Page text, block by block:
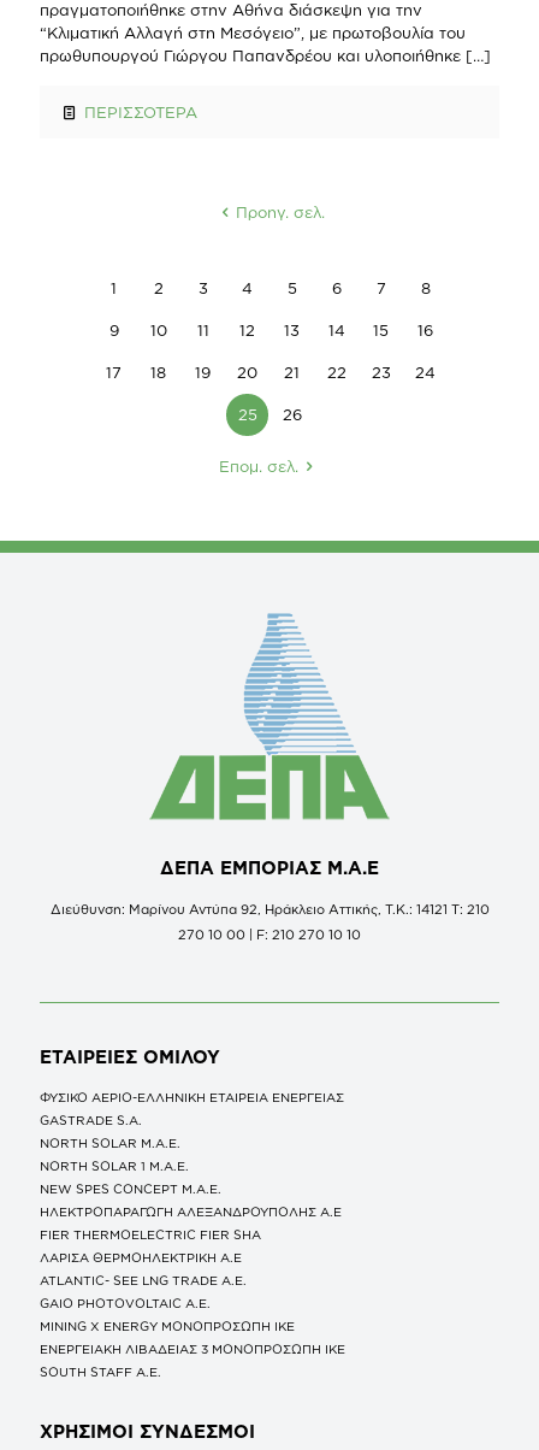
πραγματοποιήθηκε στην Αθήνα διάσκεψη για την
“Κλιματική Αλλαγή στη Μεσόγειο”, με πρωτοβουλία του
πρωθυπουργού Γιώργου Παπανδρέου και υλοποιήθηκε […]
ΠΕΡΙΣΣΟΤΕΡΑ
Προηγ. σελ.
1 2 3 4 5 6 7 8
9 10 11 12 13 14 15 16
17 18 19 20 21 22 23 24
25 26
Επομ. σελ.
ΔΕΠΑ ΕΜΠΟΡΙΑΣ Μ.Α.Ε
Διεύθυνση: Μαρίνου Αντύπα 92, Ηράκλειο Αττικής, Τ.Κ.: 14121 Τ: 210
270 10 00 | F: 210 270 10 10
ΕΤΑΙΡΕΙΕΣ ΟΜΙΛΟΥ
ΦΥΣΙΚΟ ΑΕΡΙΟ-ΕΛΛΗΝΙΚΗ ΕΤΑΙΡΕΙΑ ΕΝΕΡΓΕΙΑΣ
GASTRADE S.A.
NORTH SOLAR M.Α.Ε.
NORTH SOLAR 1 M.Α.Ε.
NEW SPES CONCEPT Μ.Α.Ε.
ΗΛΕΚΤΡΟΠΑΡΑΓΩΓΗ ΑΛΕΞΑΝΔΡΟΥΠΟΛΗΣ A.E
FIER THERMOELECTRIC FIER SHA
ΛΑΡΙΣΑ ΘΕΡΜΟΗΛΕΚΤΡΙΚΗ A.E
ATLANTIC- SEE LNG TRADE A.E.
GAIO PHOTOVOLTAIC Α.Ε.
MINING X ENERGY ΜΟΝΟΠΡΟΣΩΠΗ ΙΚΕ
ΕΝΕΡΓΕΙΑΚΗ ΛΙΒΑΔΕΙΑΣ 3 ΜΟΝΟΠΡΟΣΩΠΗ ΙΚΕ
SOUTH STAFF Α.Ε.
ΧΡΗΣΙΜΟΙ ΣΥΝΔΕΣΜΟΙ